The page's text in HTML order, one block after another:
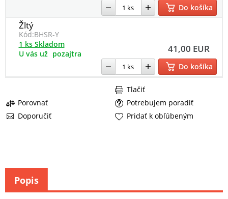
Do košíka
Žltý
Kód:BHSR-Y
41,00 EUR
1 ks Skladom
U vás už pozajtra
Do košíka
Porovnať
Potrebujem poradiť
Doporučiť
Tlačiť
Pridať k obľúbeným
Popis